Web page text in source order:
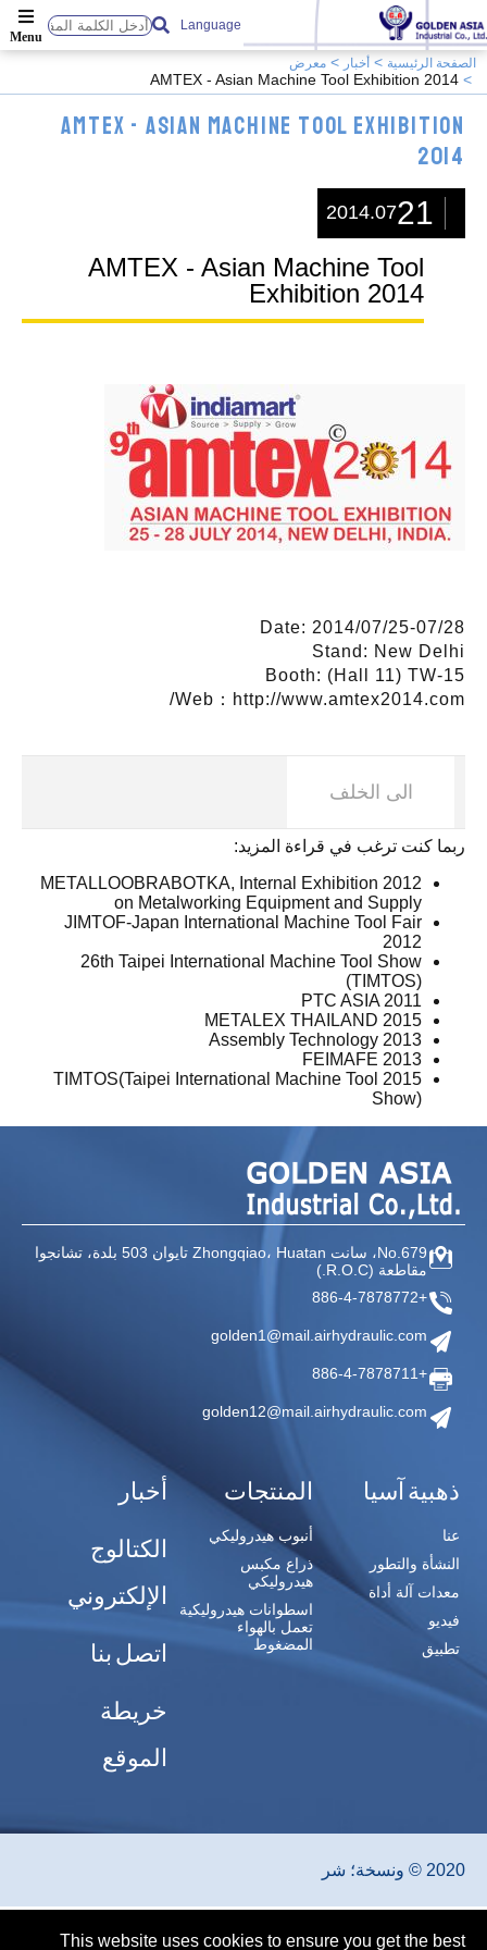
Language
الصفحة الرئيسية أخبار معرض
AMTEX - Asian Machine Tool Exhibition 2014
AMTEX - Asian Machine Tool Exhibition
2014
21
2014.07
AMTEX - Asian Machine Tool
Exhibition 2014
Date: 2014/07/25-07/28
Stand: New Delhi
Booth: (Hall 11) TW-15
Web： http://www.amtex2014.com/
الى الخلف
ربما كنت ترغب في قراءة المزيد:
2012 METALLOOBRABOTKA, Internal Exhibition
on Metalworking Equipment and Supply
JIMTOF-Japan International Machine Tool Fair
2012
26th Taipei International Machine Tool Show
(TIMTOS)
PTC ASIA 2011
METALEX THAILAND 2015
Assembly Technology 2013
FEIMAFE 2013
2015 TIMTOS(Taipei International Machine Tool
Show)
No.679، سانت Zhongqiao، Huatan تايوان
503 بلدة، تشانجوا
مقاطعة (R.O.C.)
+886-4-7878772
golden1@mail.airhydraulic.com
+886-4-7878711
golden12@mail.airhydraulic.com
ذهبية آسيا
عنا
النشأة والتطور
معدات آلة أداة
فيديو
تطبيق
المنتجات
أنبوب هيدروليكي
ذراع مكبس
هيدروليكي
اسطوانات هيدروليكية
تعمل بالهواء
المضغوط
أخبار
الكتالوج
الإلكتروني
اتصل بنا
خريطة
الموقع
2020 © ونسخة؛ شر
This website uses cookies to ensure you get the best